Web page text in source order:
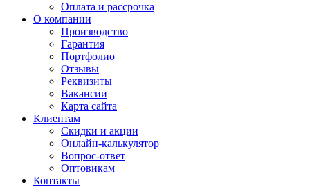
Оплата и рассрочка
О компании
Производство
Гарантия
Портфолио
Отзывы
Реквизиты
Вакансии
Карта сайта
Клиентам
Скидки и акции
Онлайн-калькулятор
Вопрос-ответ
Оптовикам
Контакты